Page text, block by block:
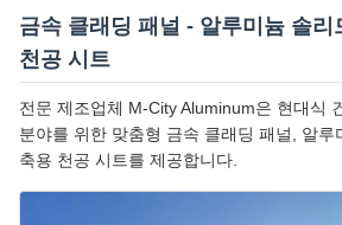
금속 클래딩 패널 - 알루미늄 솔리
천공 시트
전문 제조업체 M-City Aluminum은 현대식
분야를 위한 맞춤형 금속 클래딩 패널, 알루
축용 천공 시트를 제공합니다.